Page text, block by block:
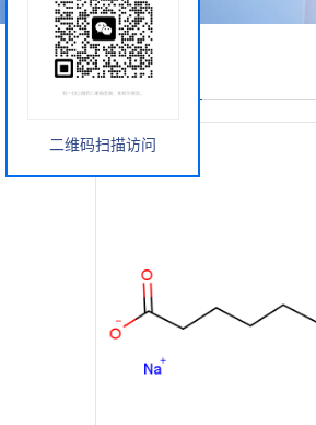
产品展厅
二维码扫描访问